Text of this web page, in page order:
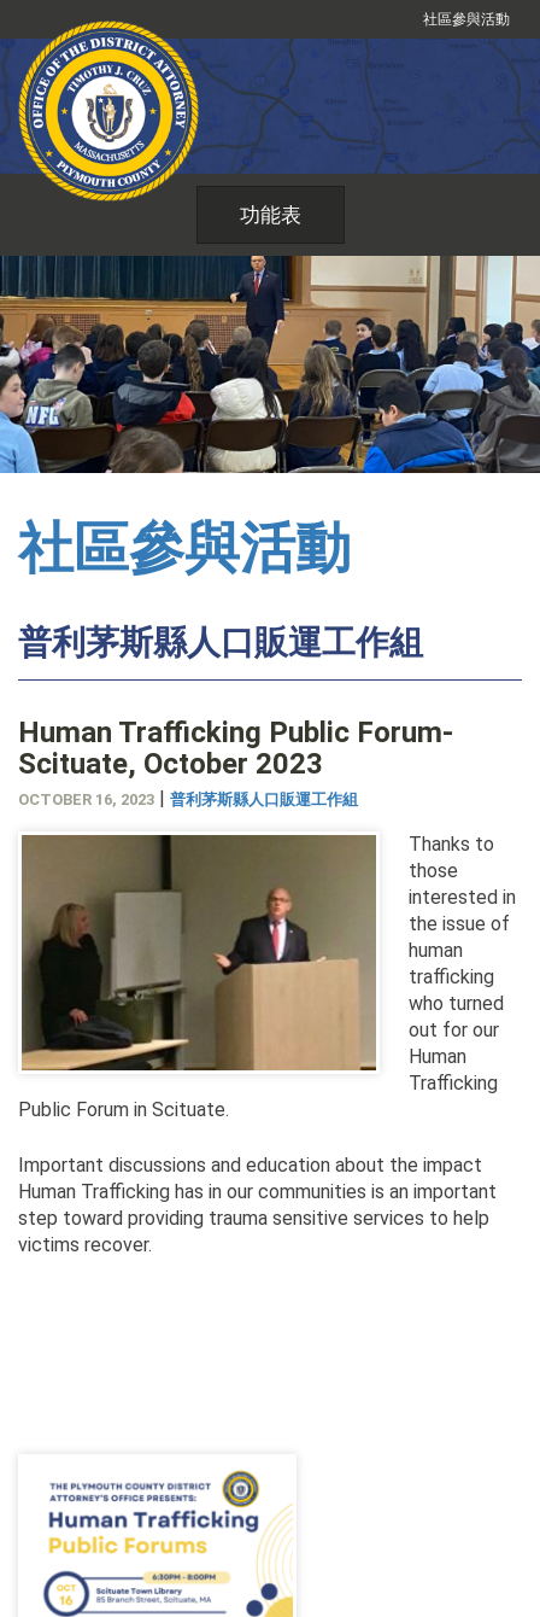
到
內
社區參與活動
功能表
社區參與活動
普利茅斯縣人口販運工作組
Human Trafficking Public Forum-
Scituate, October 2023
OCTOBER 16, 2023 | 普利茅斯縣人口販運工作組
Thanks to
those
interested in
the issue of
human
trafficking
who turned
out for our
Human
Trafficking
Public Forum in Scituate.
Important discussions and education about the impact
Human Trafficking has in our communities is an important
step toward providing trauma sensitive services to help
victims recover.